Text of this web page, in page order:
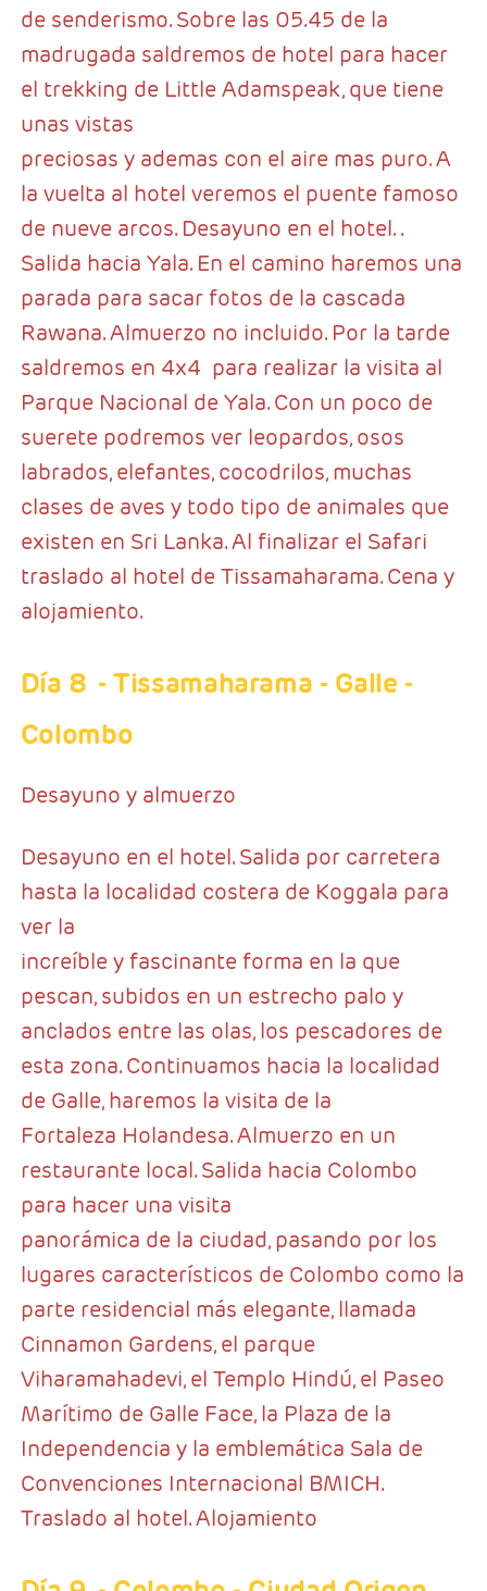
de senderismo. Sobre las 05.45 de la
madrugada saldremos de hotel para hacer
el trekking de Little Adamspeak, que tiene
unas vistas
preciosas y ademas con el aire mas puro. A
la vuelta al hotel veremos el puente famoso
de nueve arcos. Desayuno en el hotel. .
Salida hacia Yala. En el camino haremos una
parada para sacar fotos de la cascada
Rawana. Almuerzo no incluido. Por la tarde
saldremos en 4x4 para realizar la visita al
Parque Nacional de Yala. Con un poco de
suerete podremos ver leopardos, osos
labrados, elefantes, cocodrilos, muchas
clases de aves y todo tipo de animales que
existen en Sri Lanka. Al finalizar el Safari
traslado al hotel de Tissamaharama. Cena y
alojamiento.
Día 8 - Tissamaharama - Galle -
Colombo
Desayuno y almuerzo
Desayuno en el hotel. Salida por carretera
hasta la localidad costera de Koggala para
ver la
increíble y fascinante forma en la que
pescan, subidos en un estrecho palo y
anclados entre las olas, los pescadores de
esta zona. Continuamos hacia la localidad
de Galle, haremos la visita de la
Fortaleza Holandesa. Almuerzo en un
restaurante local. Salida hacia Colombo
para hacer una visita
panorámica de la ciudad, pasando por los
lugares característicos de Colombo como la
parte residencial más elegante, llamada
Cinnamon Gardens, el parque
Viharamahadevi, el Templo Hindú, el Paseo
Marítimo de Galle Face, la Plaza de la
Independencia y la emblemática Sala de
Convenciones Internacional BMICH.
Traslado al hotel. Alojamiento